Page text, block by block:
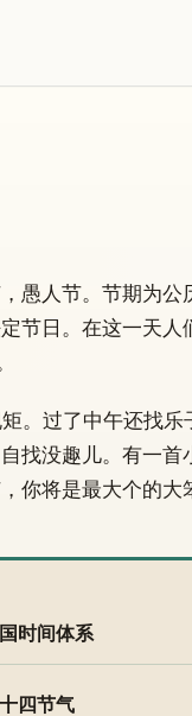
愚人节。节期为公
节日。在这一天人
。过了中午还找乐
找没趣儿。有一首
你将是最大个的大
时间体系
四节气